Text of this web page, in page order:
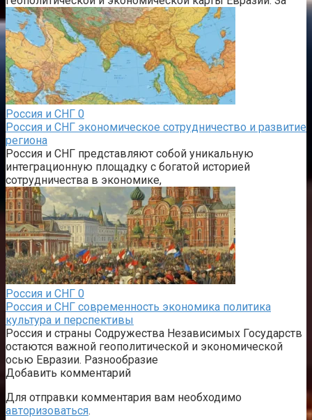
Россия и СНГ 0
Россия и СНГ экономическое сотрудничество и развитие
региона
Россия и СНГ представляют собой уникальную
интеграционную площадку с богатой историей
сотрудничества в экономике,
Россия и СНГ 0
Россия и СНГ современность экономика политика
культура и перспективы
Россия и страны Содружества Независимых Государств
остаются важной геополитической и экономической
осью Евразии. Разнообразие
Добавить комментарий
Для отправки комментария вам необходимо
авторизоваться.